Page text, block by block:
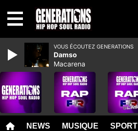
NEWS MUSIQUE SPORT
VOUS ÉCOUTEZ GENERATIONS
Damso
Macarena